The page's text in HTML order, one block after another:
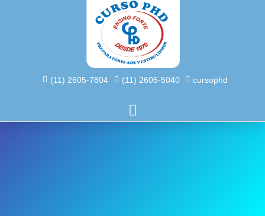
(11) 2605-7804 (11) 2605-5040 cursophd